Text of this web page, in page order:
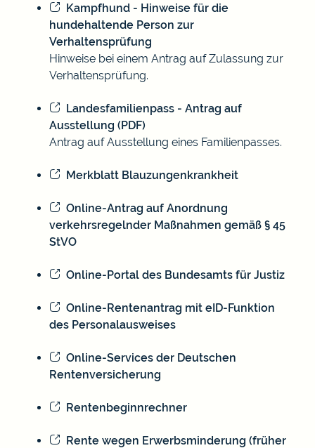
Kampfhund - Hinweise für die
hundehaltende Person zur
Verhaltensprüfung
Hinweise bei einem Antrag auf Zulassung zur
Verhaltensprüfung.
Landesfamilienpass - Antrag auf
Ausstellung (PDF)
Antrag auf Ausstellung eines Familienpasses.
Merkblatt Blauzungenkrankheit
Online-Antrag auf Anordnung
verkehrsregelnder Maßnahmen gemäß § 45
StVO
Online-Portal des Bundesamts für Justiz
Online-Rentenantrag mit eID-Funktion
des Personalausweises
Online-Services der Deutschen
Rentenversicherung
Rentenbeginnrechner
Rente wegen Erwerbsminderung (früher